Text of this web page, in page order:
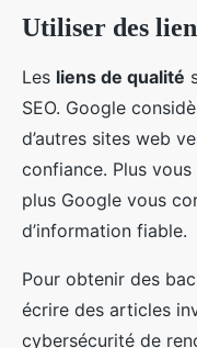
Utiliser des
Les liens de qualité
SEO. Google
d’autres sites web
confiance. Plus
plus Google vous
d’information fiable.
Pour obtenir des
écrire des articles
cybersécurité de